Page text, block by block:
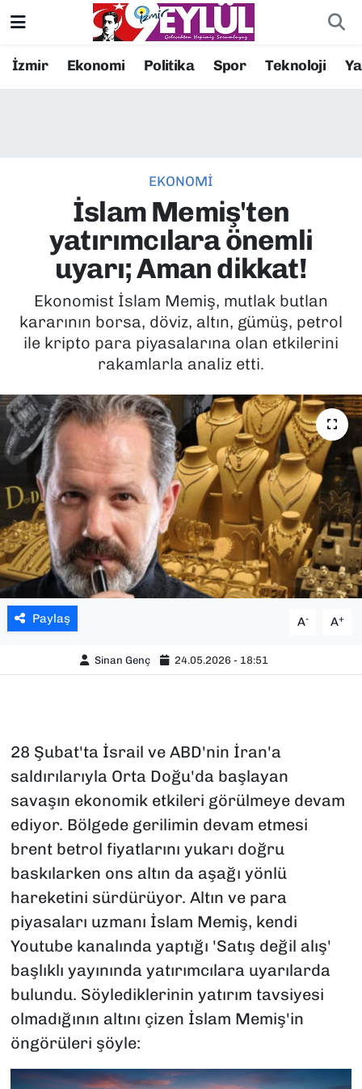
İzmir Ekonomi Politika Spor Teknoloji
EKONOMİ
İslam Memiş'ten
yatırımcılara önemli
uyarı; Aman dikkat!
Ekonomist İslam Memiş, mutlak butlan
kararının borsa, döviz, altın, gümüş, petrol
ile kripto para piyasalarına olan etkilerini
rakamlarla analiz etti.
Paylaş A- A+
Sinan Genç 24.05.2026 - 18:51
28 Şubat'ta İsrail ve ABD'nin İran'a
saldırılarıyla Orta Doğu'da başlayan
savaşın ekonomik etkileri görülmeye devam
ediyor. Bölgede gerilimin devam etmesi
brent betrol fiyatlarını yukarı doğru
baskılarken ons altın da aşağı yönlü
hareketini sürdürüyor. Altın ve para
piyasaları uzmanı İslam Memiş, kendi
Youtube kanalında yaptığı 'Satış değil alış'
başlıklı yayınında yatırımcılara uyarılarda
bulundu. Söylediklerinin yatırım tavsiyesi
olmadığının altını çizen İslam Memiş'in
öngörüleri şöyle:
Resmi İlanlar
EKONOMİ
KÜLTÜR SANAT
MAGAZİN
POLİTİKA
SAĞLIK
SPOR
TEKNOLOJİ
YAŞAM
YEREL YÖNETİMLER
Konak Nöbetçi Eczaneler
Süper Lig Puan Durumu ve Fikstür
Tüm Manşetler
Son Dakika Haberleri
Haber Arşivi